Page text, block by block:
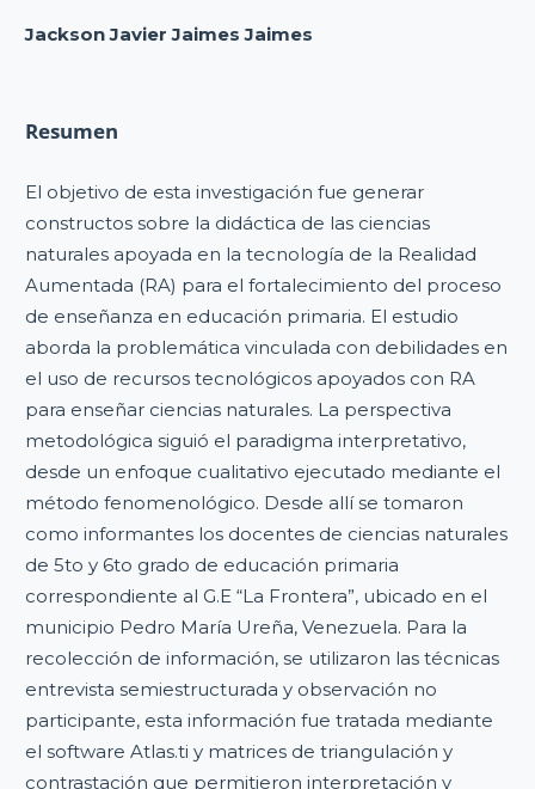
Jackson Javier Jaimes Jaimes
Resumen
El objetivo de esta investigación fue generar
constructos sobre la didáctica de las ciencias
naturales apoyada en la tecnología de la Realidad
Aumentada (RA) para el fortalecimiento del proceso
de enseñanza en educación primaria. El estudio
aborda la problemática vinculada con debilidades en
el uso de recursos tecnológicos apoyados con RA
para enseñar ciencias naturales. La perspectiva
metodológica siguió el paradigma interpretativo,
desde un enfoque cualitativo ejecutado mediante el
método fenomenológico. Desde allí se tomaron
como informantes los docentes de ciencias naturales
de 5to y 6to grado de educación primaria
correspondiente al G.E “La Frontera”, ubicado en el
municipio Pedro María Ureña, Venezuela. Para la
recolección de información, se utilizaron las técnicas
entrevista semiestructurada y observación no
participante, esta información fue tratada mediante
el software Atlas.ti y matrices de triangulación y
contrastación que permitieron interpretación y